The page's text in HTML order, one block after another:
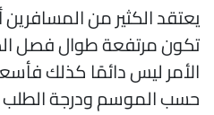
الكثير من المسافرين أن
مرتفعة طوال فصل
ليس دائمًا كذلك فأسعار
الموسم ودرجة الطلب